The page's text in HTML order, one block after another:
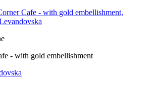
- with gold embellishment